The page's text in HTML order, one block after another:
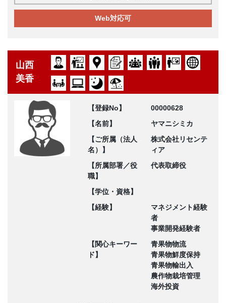
Web対応可
山西
美香
【登録No】
00000628
【名前】
ヤマニシミカ
【ご所属（法人
名）】
株式会社リセンテ
ィア
【所属部署／役
職】
代表取締役
【学位・資格】
【経験】
マネジメント経験
者
事業開発経験者
【関心キーワー
ド】
青果物物流
青果物鮮度保持
青果物輸出入
農作物栽培管理
海外投資